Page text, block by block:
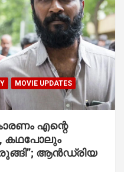
MOVIE UPDATES
എന്റെ
കഥപോലും
ആൻഡ്രിയ